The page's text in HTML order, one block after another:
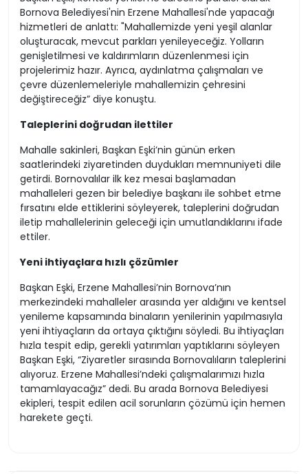
Bornova Belediyesi'nin Erzene Mahallesi'nde yapacağı
hizmetleri de anlattı: "Mahallemizde yeni yeşil alanlar
oluşturacak, mevcut parkları yenileyeceğiz. Yolların
genişletilmesi ve kaldırımların düzenlenmesi için
projelerimiz hazır. Ayrıca, aydınlatma çalışmaları ve
çevre düzenlemeleriyle mahallemizin çehresini
değiştireceğiz” diye konuştu.
Taleplerini doğrudan ilettiler
Mahalle sakinleri, Başkan Eşki’nin günün erken
saatlerindeki ziyaretinden duydukları memnuniyeti dile
getirdi. Bornovalılar ilk kez mesai başlamadan
mahalleleri gezen bir belediye başkanı ile sohbet etme
fırsatını elde ettiklerini söyleyerek, taleplerini doğrudan
iletip mahallelerinin geleceği için umutlandıklarını ifade
ettiler.
Yeni ihtiyaçlara hızlı çözümler
Başkan Eşki, Erzene Mahallesi’nin Bornova’nın
merkezindeki mahalleler arasında yer aldığını ve kentsel
yenileme kapsamında binaların yenilerinin yapılmasıyla
yeni ihtiyaçların da ortaya çıktığını söyledi. Bu ihtiyaçları
hızla tespit edip, gerekli yatırımları yaptıklarını söyleyen
Başkan Eşki, “Ziyaretler sırasında Bornovalıların taleplerini
alıyoruz. Erzene Mahallesi’ndeki çalışmalarımızı hızla
tamamlayacağız” dedi. Bu arada Bornova Belediyesi
ekipleri, tespit edilen acil sorunların çözümü için hemen
harekete geçti.